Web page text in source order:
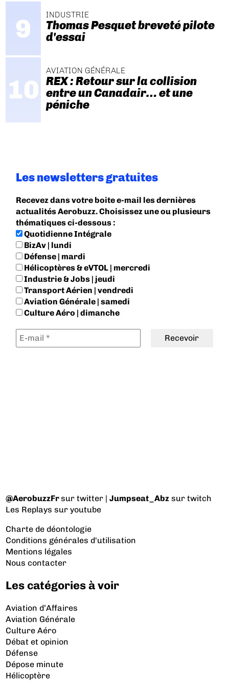
INDUSTRIE
Thomas Pesquet breveté pilote
d'essai
AVIATION GÉNÉRALE
REX : Retour sur la collision
entre un Canadair… et une
péniche
Les newsletters gratuites
Recevez dans votre boite e-mail les dernières
actualités Aerobuzz. Choisissez une ou plusieurs
thématiques ci-dessous :
Quotidienne Intégrale
BizAv | lundi
Défense | mardi
Hélicoptères & eVTOL | mercredi
Industrie & Jobs | jeudi
Transport Aérien | vendredi
Aviation Générale | samedi
Culture Aéro | dimanche
@AerobuzzFrsur twitter |Jumpseat_Abz sur twitch
Les Replays sur youtube
Charte de déontologie
Conditions générales d'utilisation
Mentions légales
Nous contacter
Les catégories à voir
Aviation d’Affaires
Aviation Générale
Culture Aéro
Débat et opinion
Défense
Dépose minute
Hélicoptère